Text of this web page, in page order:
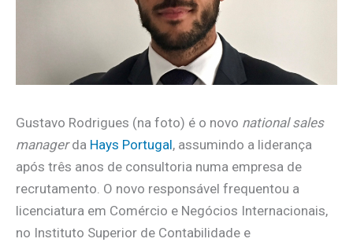
Gustavo Rodrigues (na foto) é o novo national sales
managerda Hays Portugal, assumindo a liderança
após três anos de consultoria numa empresa de
recrutamento. O novo responsável frequentou a
licenciatura em Comércio e Negócios Internacionais,
no Instituto Superior de Contabilidade e